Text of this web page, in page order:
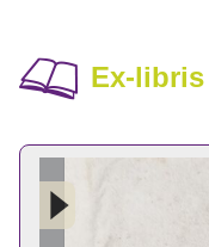
Ex-libris